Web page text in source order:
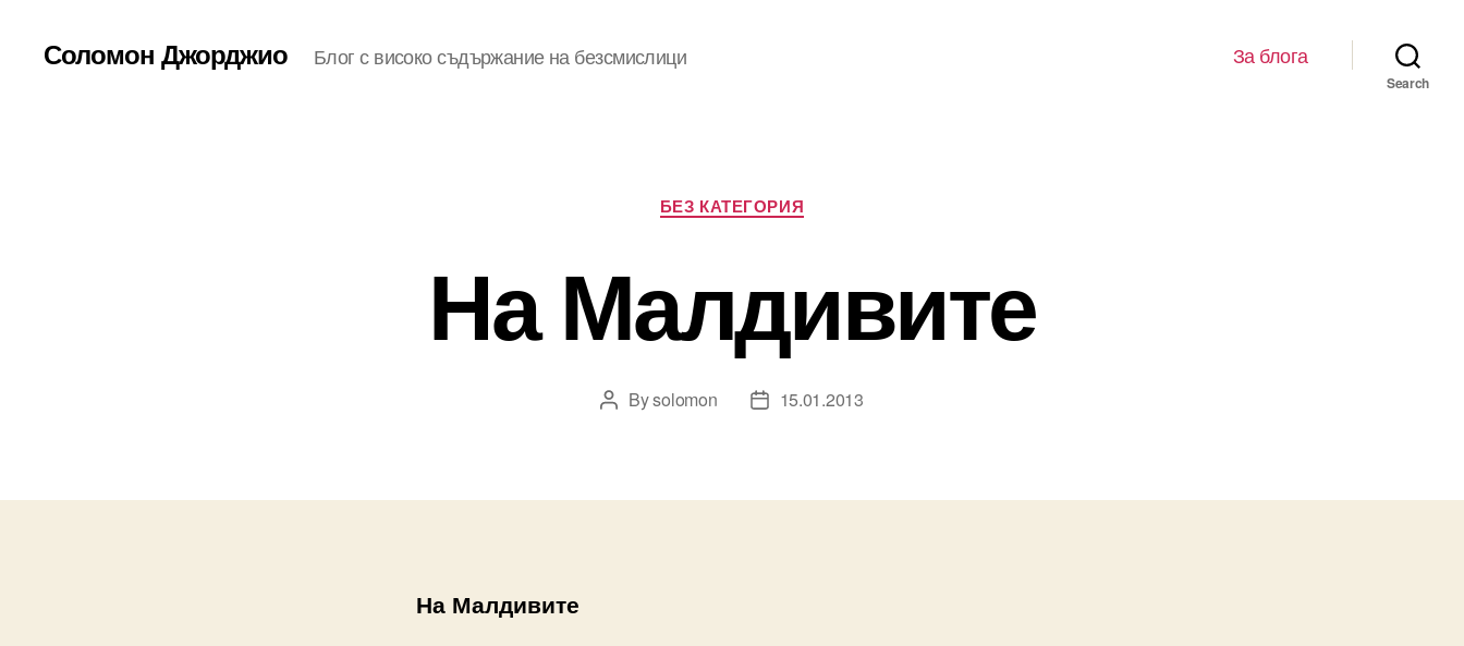
Соломон Джорджио Блог с високо съдържание на безсмислици За блога
Search
Categories
БЕЗ КАТЕГОРИЯ
На Малдивите
PostBysolomon
Post15.01.2013
На Малдивите